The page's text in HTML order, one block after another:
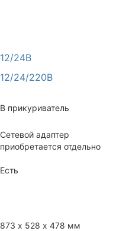
12/24В
12/24/220В
В прикуриватель
Сетевой адаптер
приобретается отдельно
Есть
873 х 528 х 478 мм